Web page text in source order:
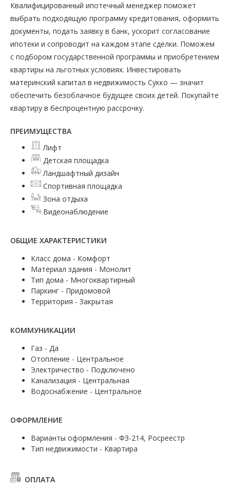
Квалифицированный ипотечный менеджер поможет
выбрать подходящую программу кредитования, оформить
документы, подать заявку в банк, ускорит согласование
ипотеки и сопроводит на каждом этапе сделки. Поможем
с подбором государственной программы и приобретением
квартиры на льготных условиях. Инвестировать
материнский капитал в недвижимость Сукко — значит
обеспечить безоблачное будущее своих детей. Покупайте
квартиру в беспроцентную рассрочку.
ПРЕИМУЩЕСТВА
Лифт
Детская площадка
Ландшафтный дизайн
Спортивная площадка
Зона отдыха
Видеонаблюдение
ОБЩИЕ ХАРАКТЕРИСТИКИ
Класс дома - Комфорт
Материал здания - Монолит
Тип дома - Многоквартирный
Паркинг - Придомовой
Территория - Закрытая
КОММУНИКАЦИИ
Газ - Да
Отопление - Центральное
Электричество - Подключено
Канализация - Центральная
Водоснабжение - Центральное
ОФОРМЛЕНИЕ
Варианты оформления - ФЗ-214, Росреестр
Тип недвижимости - Квартира
ОПЛАТА